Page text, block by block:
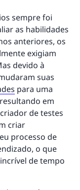
sempre foi
as habilidades
anteriores, os
exigiam
devido à
suas
para uma
em
de testes
criar
processo de
o que
de tempo